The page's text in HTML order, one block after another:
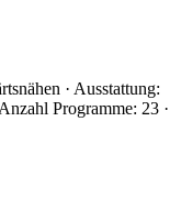
· Ausstattung:
Programme: 23 ·